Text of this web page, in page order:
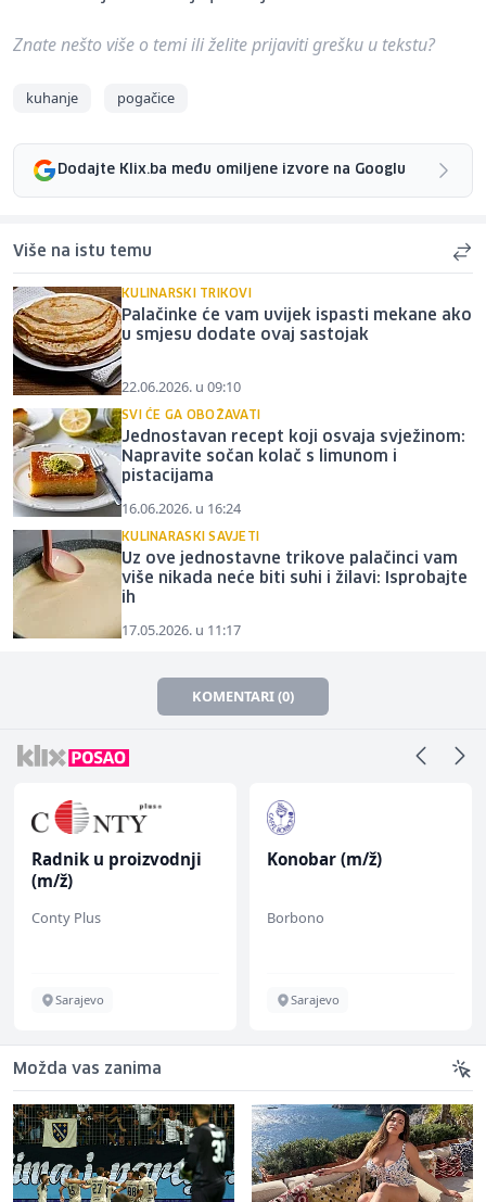
Znate nešto više o temi ili želite prijaviti grešku u tekstu?
kuhanje pogačice
Dodajte Klix.ba među omiljene izvore na Googlu
Više na istu temu
KULINARSKI TRIKOVI
Palačinke će vam uvijek ispasti mekane ako
u smjesu dodate ovaj sastojak
22.06.2026. u 09:10
SVI ĆE GA OBOŽAVATI
Jednostavan recept koji osvaja svježinom:
Napravite sočan kolač s limunom i
pistacijama
16.06.2026. u 16:24
KULINARASKI SAVJETI
Uz ove jednostavne trikove palačinci vam
više nikada neće biti suhi i žilavi: Isprobajte
ih
17.05.2026. u 11:17
KOMENTARI (0)
Radnik u proizvodnji
(m/ž)
Conty Plus
Sarajevo
Konobar (m/ž)
Borbono
Sarajevo
Možda vas zanima